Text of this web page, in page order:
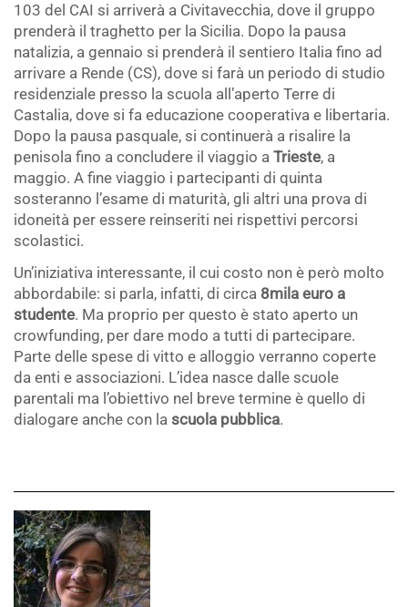
103 del CAI si arriverà a Civitavecchia, dove il gruppo
prenderà il traghetto per la Sicilia. Dopo la pausa
natalizia, a gennaio si prenderà il sentiero Italia fino ad
arrivare a Rende (CS), dove si farà un periodo di studio
residenziale presso la scuola all’aperto Terre di
Castalia, dove si fa educazione cooperativa e libertaria.
Dopo la pausa pasquale, si continuerà a risalire la
penisola fino a concludere il viaggio a Trieste, a
maggio. A fine viaggio i partecipanti di quinta
sosteranno l’esame di maturità, gli altri una prova di
idoneità per essere reinseriti nei rispettivi percorsi
scolastici.
Un’iniziativa interessante, il cui costo non è però molto
abbordabile: si parla, infatti, di circa 8mila euro a
studente. Ma proprio per questo è stato aperto un
crowfunding, per dare modo a tutti di partecipare.
Parte delle spese di vitto e alloggio verranno coperte
da enti e associazioni. L’idea nasce dalle scuole
parentali ma l’obiettivo nel breve termine è quello di
dialogare anche con la scuola pubblica.